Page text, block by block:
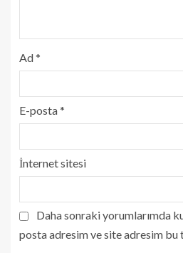
Ad*
E-posta*
İnternet sitesi
Daha sonraki yorumlarımda
posta adresim ve site adresim bu